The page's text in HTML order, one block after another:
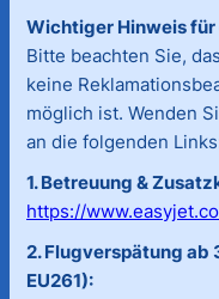
Wichtiger Hinweis
Bitte beachten Sie,
keine
möglich ist. Wenden
an die folgenden
1. Betreuung &
https://
2. Flugverspätung ab
EU261):